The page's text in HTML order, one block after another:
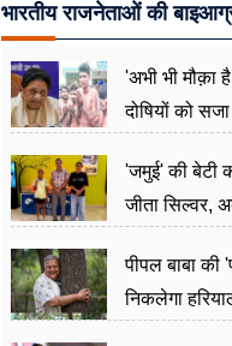
भारतीय राजनेताओं की
'अभी भी मौक़ा
दोषियों को
'जमुई' की बेटी
जीता सिल्वर,
पीपल बाबा की
निकलेगा